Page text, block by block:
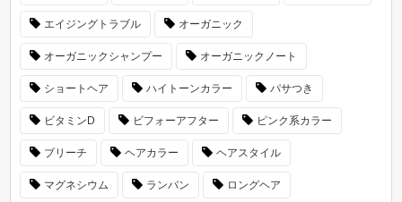
エイジングトラブル オーガニック
オーガニックシャンプー オーガニックノート
ショートヘア ハイトーンカラー パサつき
ビタミンD ビフォーアフター ピンク系カラー
ブリーチ ヘアカラー ヘアスタイル
マグネシウム ランバン ロングヘア